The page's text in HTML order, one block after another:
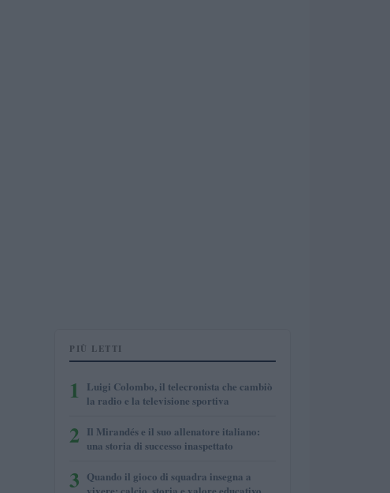
PIÙ LETTI
1
Luigi Colombo, il telecronista che cambiò
la radio e la televisione sportiva
2 Il Mirandés e il suo allenatore italiano:
una storia di successo inaspettato
3 Quando il gioco di squadra insegna a